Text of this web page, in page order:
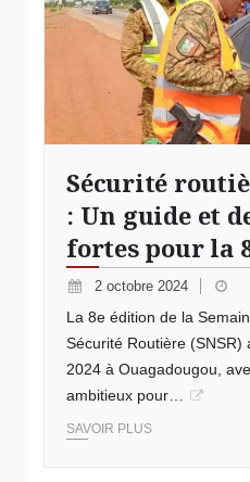
Sécurité
: Un guide et
fortes pour la
2 octobre 2024
La 8e édition de la
Sécurité Routière
2024 à Ouagadougou,
ambitieux pour…
SAVOIR PLUS